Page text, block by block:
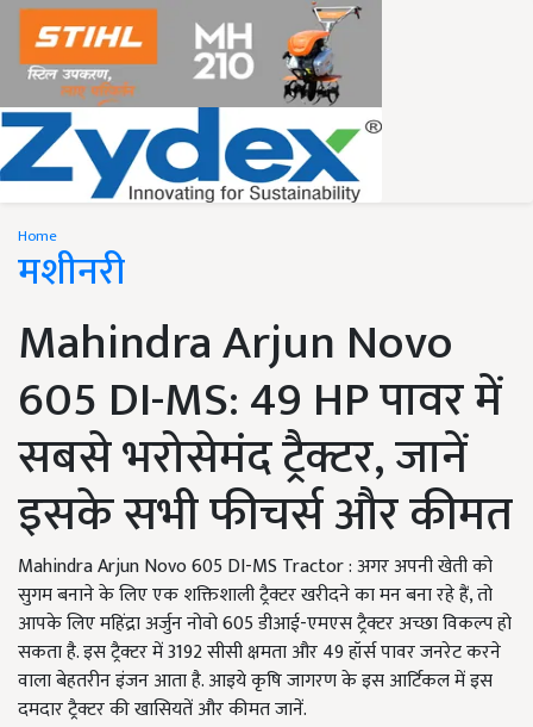
Home
मशीनरी
Mahindra Arjun Novo
605 DI-MS: 49 HP पावर में
सबसे भरोसेमंद ट्रैक्टर, जानें
इसके सभी फीचर्स और कीमत
Mahindra Arjun Novo 605 DI-MS Tractor : अगर अपनी खेती को
सुगम बनाने के लिए एक शक्तिशाली ट्रैक्टर खरीदने का मन बना रहे हैं, तो
आपके लिए महिंद्रा अर्जुन नोवो 605 डीआई-एमएस ट्रैक्टर अच्छा विकल्प हो
सकता है. इस ट्रैक्टर में 3192 सीसी क्षमता और 49 हॉर्स पावर जनरेट करने
वाला बेहतरीन इंजन आता है. आइये कृषि जागरण के इस आर्टिकल में इस
दमदार ट्रैक्टर की खासियतें और कीमत जानें.